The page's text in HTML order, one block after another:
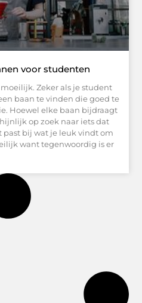
voor studenten
Zeker als je student
​​baan te vinden die goed te
Hoewel elke baan bijdraagt
op zoek naar iets dat
past bij wat je leuk vindt om
want tegenwoordig is er